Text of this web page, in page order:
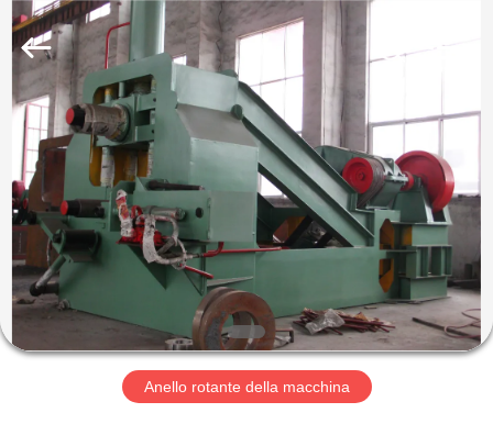
CASA
PRODOTTI
MOSTRA
VR
CIRCA
Group
Co.,
Ltd..
Rights
Reserved.
Developed
by
ECER
Anello rotante della macchina